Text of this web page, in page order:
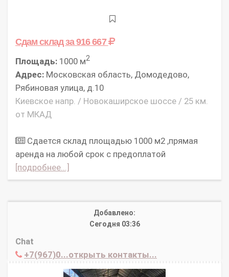
Сдам складза 916 667
Площадь: 1000 м2
Адрес: Московская область, Домодедово,
Рябиновая улица, д.10
Киевское напр. / Новокаширское шоссе / 25 км.
от МКАД
Сдается склад площадью 1000 м2 ,прямая
аренда на любой срок с предоплатой
[подробнее...]
Добавлено:
Сегодня 03:36
Chat
+7(967)0...открыть контакты...